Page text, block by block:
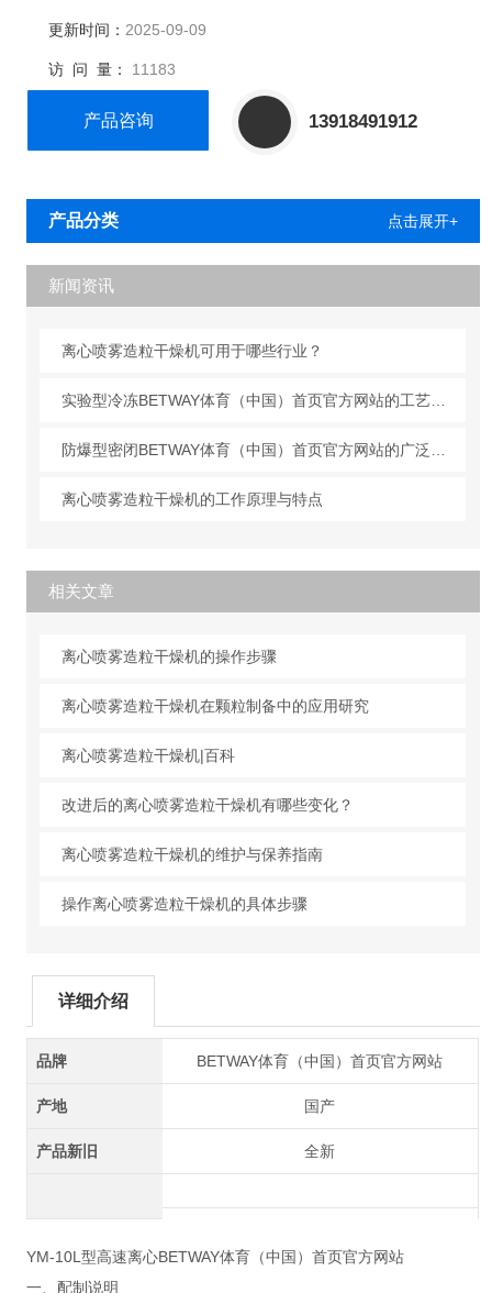
更新时间： 2025-09-09
访 问 量： 11183
产品咨询 13918491912
产品分类 点击展开+
新闻资讯
离心喷雾造粒干燥机可用于哪些行业？
离心喷雾造粒干燥机的工作原理与特点
相关文章
离心喷雾造粒干燥机的操作步骤
离心喷雾造粒干燥机在颗粒制备中的应用研究
离心喷雾造粒干燥机|百科
改进后的离心喷雾造粒干燥机有哪些变化？
离心喷雾造粒干燥机的维护与保养指南
操作离心喷雾造粒干燥机的具体步骤
详细介绍
品牌 BETWAY体育（中国）首页官方网站
产地 国产
产品新旧 全新
YM-10L型高速离心BETWAY体育（中国）首页官方网站
一、配制说明